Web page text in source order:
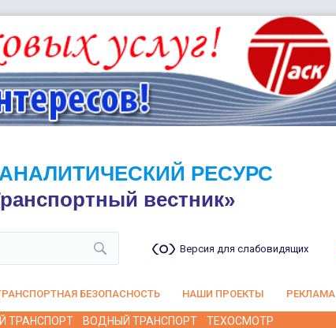
РЕСУРС
вестник»
Версия для слабовидящих
БЕЗОПАСНОСТЬ НАШИ ПРОЕКТЫ РЕКЛАМА
ТРАНСПОРТ ВОДНЫЙ ТРАНСПОРТ ТЕХОСМОТР